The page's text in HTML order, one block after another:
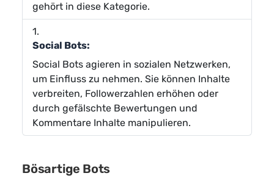
gehört in diese Kategorie.
Social Bots:
Social Bots agieren in sozialen Netzwerken,
um Einfluss zu nehmen. Sie können Inhalte
verbreiten, Followerzahlen erhöhen oder
durch gefälschte Bewertungen und
Kommentare Inhalte manipulieren.
Bösartige Bots